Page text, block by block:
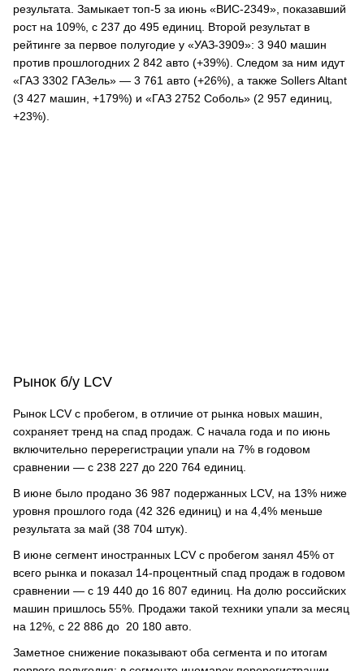
результата. Замыкает топ-5 за июнь «ВИС-2349», показавший
рост на 109%, с 237 до 495 единиц. Второй результат в
рейтинге за первое полугодие у «УАЗ-3909»: 3 940 машин
против прошлогодних 2 842 авто (+39%). Следом за ним идут
«ГАЗ 3302 ГАЗель» — 3 761 авто (+26%), а также Sollers Altant
(3 427 машин, +179%) и «ГАЗ 2752 Соболь» (2 957 единиц,
+23%).
Рынок б/у LCV
Рынок LCV с пробегом, в отличие от рынка новых машин,
сохраняет тренд на спад продаж. С начала года и по июнь
включительно перерегистрации упали на 7% в годовом
сравнении — с 238 227 до 220 764 единиц.
В июне было продано 36 987 подержанных LCV, на 13% ниже
уровня прошлого года (42 326 единиц) и на 4,4% меньше
результата за май (38 704 штук).
В июне сегмент иностранных LCV с пробегом занял 45% от
всего рынка и показал 14-процентный спад продаж в годовом
сравнении — с 19 440 до 16 807 единиц. На долю российских
машин пришлось 55%. Продажи такой техники упали за месяц
на 12%, с 22 886 до 20 180 авто.
Заметное снижение показывают оба сегмента и по итогам